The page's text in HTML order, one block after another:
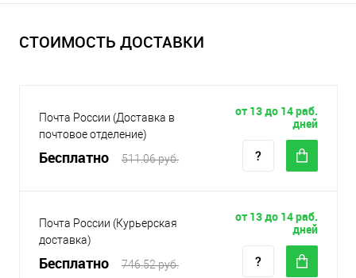
СТОИМОСТЬ ДОСТАВКИ
Почта России (Доставка в
почтовое отделение)
Бесплатно 511.06 руб.
от 13 до 14 раб.
дней
Почта России (Курьерская
доставка)
Бесплатно 746.52 руб.
от 13 до 14 раб.
дней